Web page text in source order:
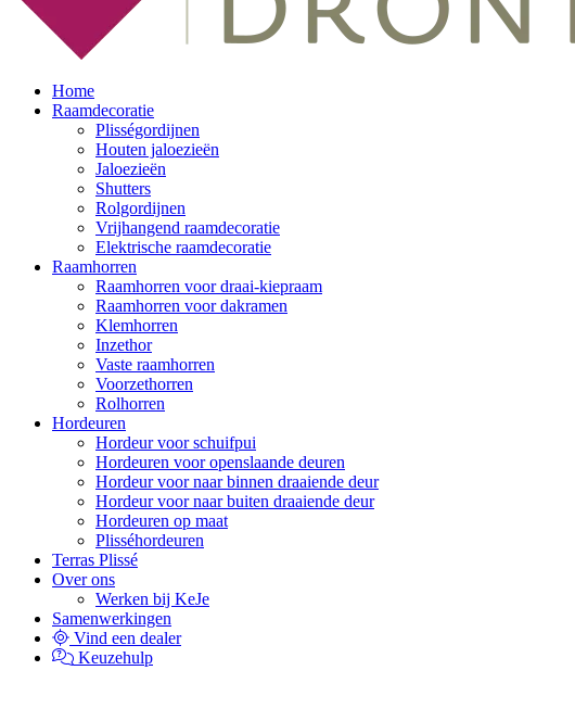
Home
Raamdecoratie
Plisségordijnen
Houten jaloezieën
Jaloezieën
Shutters
Rolgordijnen
Vrijhangend raamdecoratie
Elektrische raamdecoratie
Raamhorren
Raamhorren voor draai-kiepraam
Raamhorren voor dakramen
Klemhorren
Inzethor
Vaste raamhorren
Voorzethorren
Rolhorren
Hordeuren
Hordeur voor schuifpui
Hordeuren voor openslaande deuren
Hordeur voor naar binnen draaiende deur
Hordeur voor naar buiten draaiende deur
Hordeuren op maat
Plisséhordeuren
Terras Plissé
Over ons
Werken bij KeJe
Samenwerkingen
Vind een dealer
Keuzehulp